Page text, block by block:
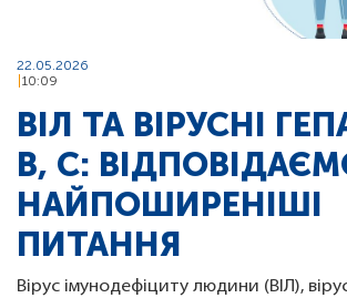
22.05.2026
10:09
ВІЛ ТА ВІРУСНІ
В, С:
НАЙПОШИРЕНІШІ
ПИТАННЯ
Вірус імунодефіциту людини (ВІЛ),